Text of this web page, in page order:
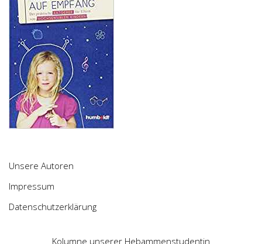
Unsere Autoren
Impressum
Datenschutzerklärung
Kolumne unserer Hebammenstudentin